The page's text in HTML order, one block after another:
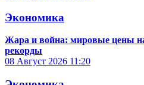
Экономика
Жара и война: мировые цены
рекорды
08 Август 2026 11:20